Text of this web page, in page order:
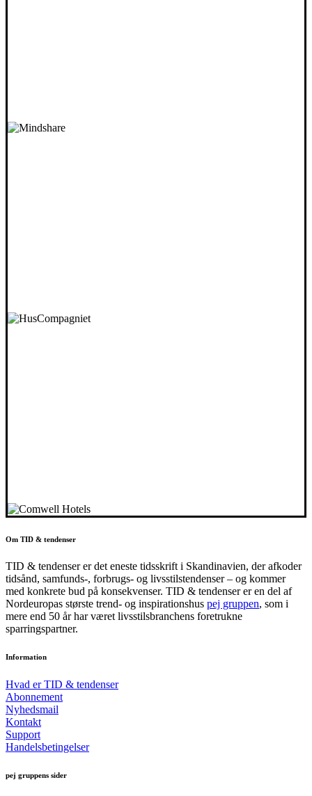
Om TID & tendenser
TID & tendenser er det eneste tidsskrift i Skandinavien, der afkoder
tidsånd, samfunds-, forbrugs- og livsstilstendenser – og kommer
med konkrete bud på konsekvenser. TID & tendenser er en del af
Nordeuropas største trend- og inspirationshus pej gruppen, som i
mere end 50 år har været livsstilsbranchens foretrukne
sparringspartner.
Information
Hvad er TID & tendenser
Abonnement
Nyhedsmail
Kontakt
Support
Handelsbetingelser
pej gruppens sider